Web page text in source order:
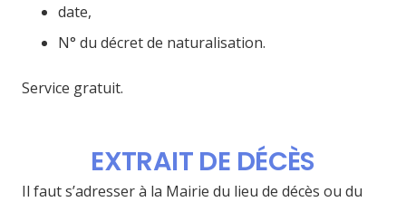
date,
N° du décret de naturalisation.
Service gratuit.
EXTRAIT DE DÉCÈS
Il faut s’adresser à la Mairie du lieu de décès ou du